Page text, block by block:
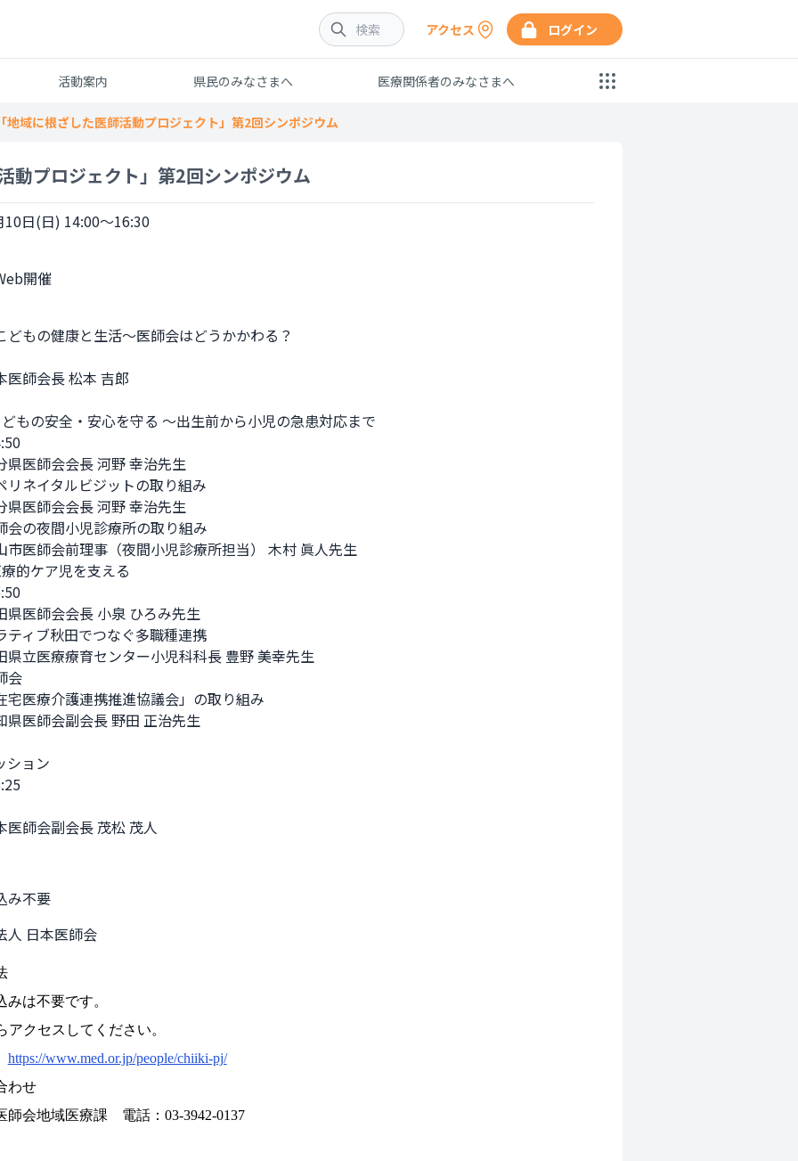
アクセス ログイン
活動案内 県民のみなさまへ 医療関係者のみなさまへ
「地域に根ざした医師活動プロジェクト」第2回シンポジウム
動プロジェクト」第2回シンポジウム
10日(日) 14:00～16:30
どもの健康と生活～医師会はどうかかわる？
医師会長 松本 吉郎
もの安全・安心を守る ～出生前から小児の急患対応まで
県医師会会長 河野 幸治先生
リネイタルビジットの取り組み
県医師会会長 河野 幸治先生
会の夜間小児診療所の取り組み
市医師会前理事（夜間小児診療所担当） 木村 眞人先生
的ケア児を支える
県医師会会長 小泉 ひろみ先生
ティブ秋田でつなぐ多職種連携
県立医療療育センター小児科科長 豊野 美幸先生
会
宅医療介護連携推進協議会」の取り組み
県医師会副会長 野田 正治先生
ション
医師会副会長 茂松 茂人
み不要
人 日本医師会
は不要です。
クセスしてください。
https://www.med.or.jp/people/chiiki-pj/
わせ
会地域医療課 電話：03-3942-0137